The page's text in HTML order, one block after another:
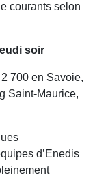
courants selon
soir
700 en Savoie,
Saint-Maurice,
d’Enedis